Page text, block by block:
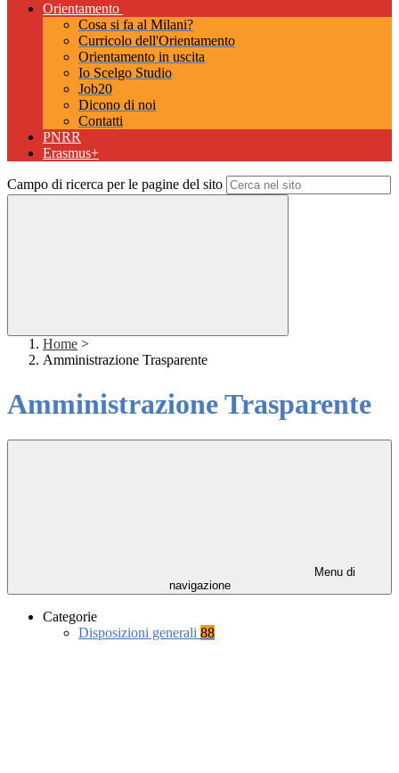
Orientamento
Cosa si fa al Milani?
Curricolo dell'Orientamento
Orientamento in uscita
Io Scelgo Studio
Job20
Dicono di noi
Contatti
PNRR
Erasmus+
Campo di ricerca per le pagine del sito
Home >
Amministrazione Trasparente
Amministrazione Trasparente
Menu di
navigazione
Categorie
Disposizioni generali 88